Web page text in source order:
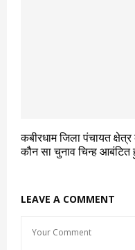
कबीरधाम जिला पंचायत
कौन सा चुनाव चिन्ह
LEAVE A COMMENT